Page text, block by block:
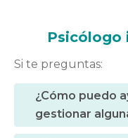
Psicólogo
Si te preguntas:
¿Cómo puedo
gestionar